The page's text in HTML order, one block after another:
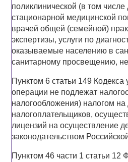
поликлинической (в том
стационарной медицинской
врачей общей (семейной)
экспертизы, услуги по
оказываемые населению в
санитарному просвещению,
Пунктом 6 статьи 149
операции не подлежат
налогообложения) налогом
налогоплательщиков,
лицензий на осуществление
законодательством
Пунктом 46 части 1 статьи 12